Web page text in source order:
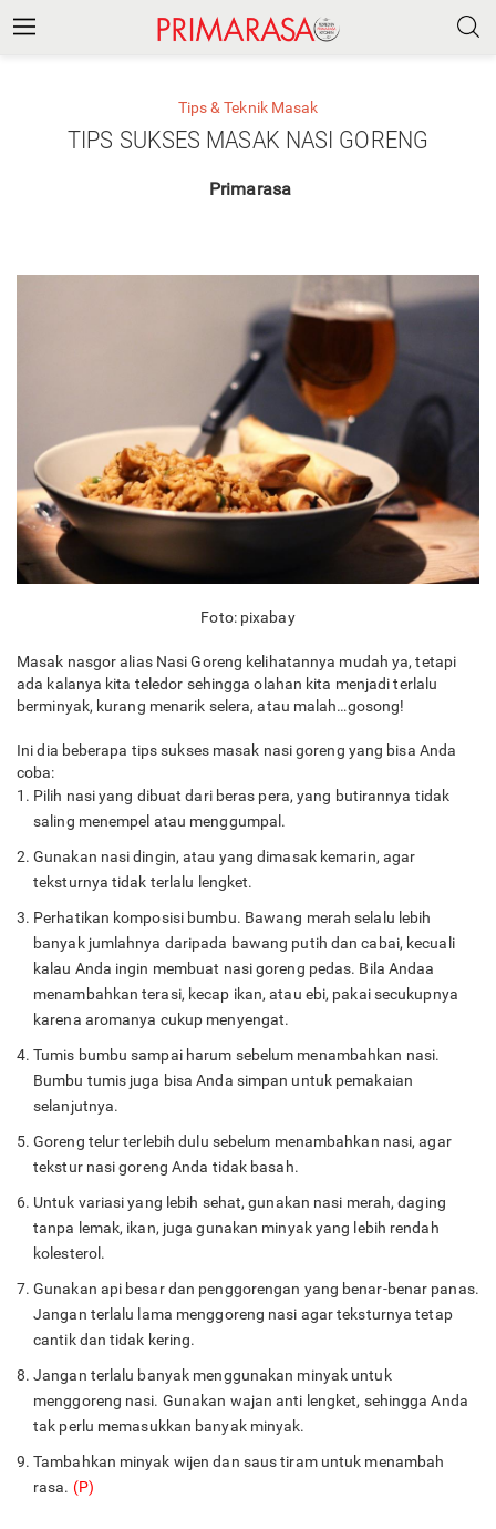
Tips & Teknik Masak
TIPS SUKSES MASAK NASI GORENG
Primarasa
Foto: pixabay
Masak nasgor alias Nasi Goreng kelihatannya mudah ya, tetapi
ada kalanya kita teledor sehingga olahan kita menjadi terlalu
berminyak, kurang menarik selera, atau malah…gosong!
Ini dia beberapa tips sukses masak nasi goreng yang bisa Anda
coba:
Pilih nasi yang dibuat dari beras pera, yang butirannya tidak
saling menempel atau menggumpal.
Gunakan nasi dingin, atau yang dimasak kemarin, agar
teksturnya tidak terlalu lengket.
Perhatikan komposisi bumbu. Bawang merah selalu lebih
banyak jumlahnya daripada bawang putih dan cabai, kecuali
kalau Anda ingin membuat nasi goreng pedas. Bila Andaa
menambahkan terasi, kecap ikan, atau ebi, pakai secukupnya
karena aromanya cukup menyengat.
Tumis bumbu sampai harum sebelum menambahkan nasi.
Bumbu tumis juga bisa Anda simpan untuk pemakaian
selanjutnya.
Goreng telur terlebih dulu sebelum menambahkan nasi, agar
tekstur nasi goreng Anda tidak basah.
Untuk variasi yang lebih sehat, gunakan nasi merah, daging
tanpa lemak, ikan, juga gunakan minyak yang lebih rendah
kolesterol.
Gunakan api besar dan penggorengan yang benar-benar panas.
Jangan terlalu lama menggoreng nasi agar teksturnya tetap
cantik dan tidak kering.
Jangan terlalu banyak menggunakan minyak untuk
menggoreng nasi. Gunakan wajan anti lengket, sehingga Anda
tak perlu memasukkan banyak minyak.
Tambahkan minyak wijen dan saus tiram untuk menambah
rasa. (P)